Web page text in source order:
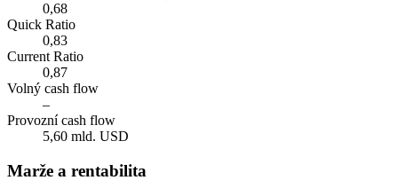
0,68
Quick Ratio
0,83
Current Ratio
0,87
Volný cash flow
–
Provozní cash flow
5,60 mld. USD
Marže a rentabilita